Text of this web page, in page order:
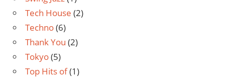
Tech House (2)
Techno(6)
Thank You (2)
Tokyo(5)
Top Hits of(1)